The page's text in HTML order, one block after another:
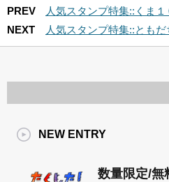
PREV
人気スタンプ特集::くま
NEXT
人気スタンプ特集::ともだ
NEW ENTRY
数量限定/無